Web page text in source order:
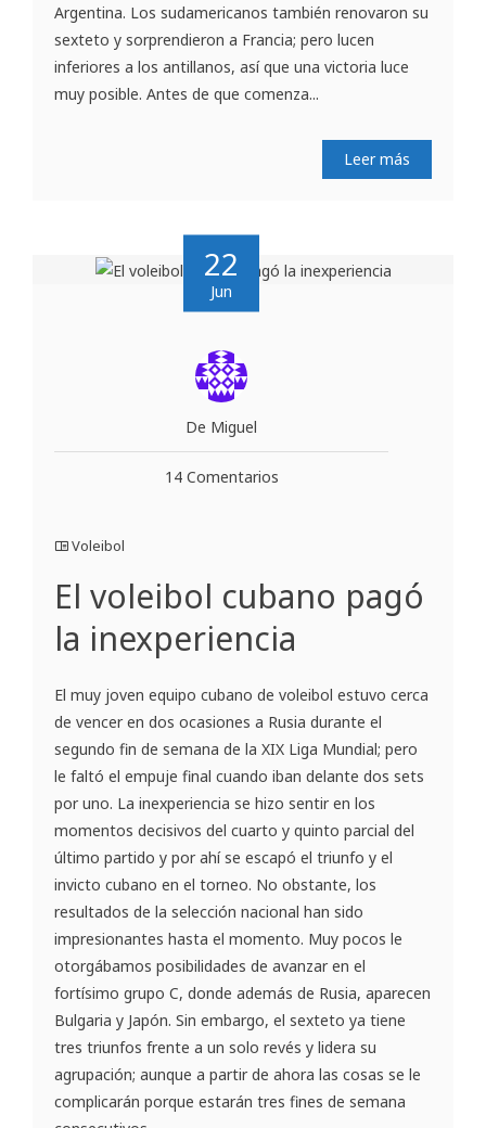
Argentina. Los sudamericanos también renovaron su
sexteto y sorprendieron a Francia; pero lucen
inferiores a los antillanos, así que una victoria luce
muy posible. Antes de que comenza...
Leer más
22
Jun
De Miguel
14 Comentarios
Voleibol
El voleibol cubano pagó
la inexperiencia
El muy joven equipo cubano de voleibol estuvo cerca
de vencer en dos ocasiones a Rusia durante el
segundo fin de semana de la XIX Liga Mundial; pero
le faltó el empuje final cuando iban delante dos sets
por uno. La inexperiencia se hizo sentir en los
momentos decisivos del cuarto y quinto parcial del
último partido y por ahí se escapó el triunfo y el
invicto cubano en el torneo. No obstante, los
resultados de la selección nacional han sido
impresionantes hasta el momento. Muy pocos le
otorgábamos posibilidades de avanzar en el
fortísimo grupo C, donde además de Rusia, aparecen
Bulgaria y Japón. Sin embargo, el sexteto ya tiene
tres triunfos frente a un solo revés y lidera su
agrupación; aunque a partir de ahora las cosas se le
complicarán porque estarán tres fines de semana